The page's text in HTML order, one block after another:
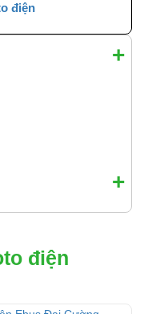
điện
điện